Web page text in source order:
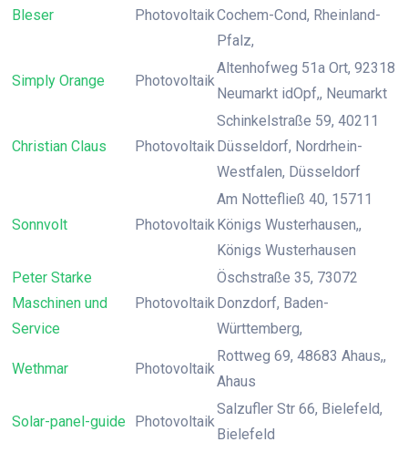
Bleser PhotovoltaikCochem-Cond, Rheinland-
Pfalz,
Simply Orange Photovoltaik
Altenhofweg 51a Ort, 92318
Neumarkt idOpf,, Neumarkt
Christian Claus Photovoltaik
Schinkelstraße 59, 40211
Düsseldorf, Nordrhein-
Westfalen, Düsseldorf
Sonnvolt Photovoltaik
Am Nottefließ 40, 15711
Königs Wusterhausen,,
Königs Wusterhausen
Peter Starke
Maschinen und
Service
Photovoltaik
Öschstraße 35, 73072
Donzdorf, Baden-
Württemberg,
Wethmar Photovoltaik
Rottweg 69, 48683 Ahaus,,
Ahaus
Solar-panel-guide Photovoltaik
Salzufler Str 66, Bielefeld,
Bielefeld